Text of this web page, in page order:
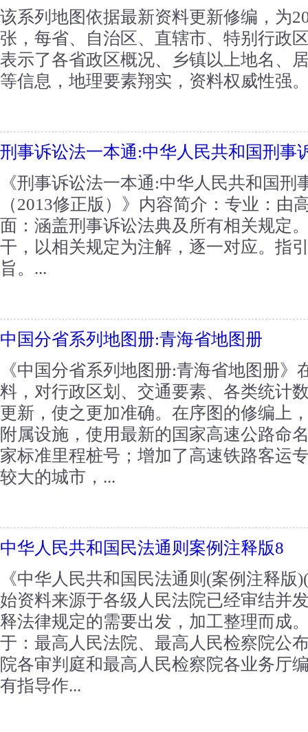
该系列地图依据最新资料更新修编，为
张，每省、自治区、直辖市、特别行政
表示了各省政区概况、乡镇以上地名、
等信息，地理要素翔实，资料权威性强
刑事诉讼法一本通:中华人民共和国刑事
《刑事诉讼法一本通:中华人民共和国刑
（2013修正版）》内容简介：专业：由
面：涵盖刑事诉讼法典及所有相关规定
干，以相关规定为注解，逐一对应。指
旨。...
中国分省系列地图册:青海省地图册
《中国分省系列地图册:青海省地图册
料，对行政区划、交通要素、各类统计
更新，使之更加准确。在序图的修编上
附属设施，使用最新的国家高速公路命
家标准里程桩号；增加了高速铁路客运
较大的城市，...
中华人民共和国民法通则案例注释版8
《中华人民共和国民法通则(案例注释
始资料来源于各级人民法院已经审结并
释法律规定的需要出发，加工整理而成
于：最高人民法院、最高人民检察院公
院各审判庭和最高人民检察院各业务厅
有指导作...